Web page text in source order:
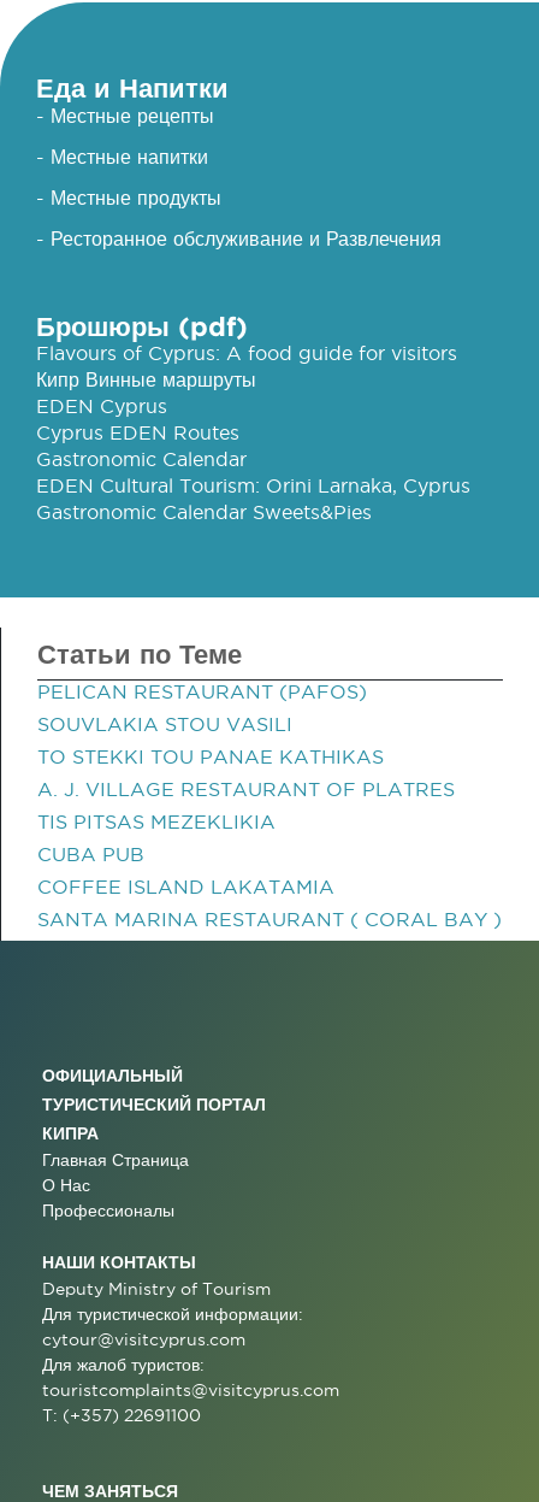
Еда и Напитки
- Местные рецепты
- Местные напитки
- Местные продукты
- Ресторанное обслуживание и Развлечения
Брошюры (pdf)
Flavours of Cyprus: A food guide for visitors
Кипр Винные маршруты
EDEN Cyprus
Cyprus EDEN Routes
Gastronomic Calendar
EDEN Cultural Tourism: Orini Larnaka, Cyprus
Gastronomic Calendar Sweets&Pies
Статьи по Теме
PELICAN RESTAURANT (PAFOS)
SOUVLAKIA STOU VASILI
TO STEKKI TOU PANAE KATHIKAS
A. J. VILLAGE RESTAURANT OF PLATRES
TIS PITSAS MEZEKLIKIA
CUBA PUB
COFFEE ISLAND LAKATAMIA
SANTA MARINA RESTAURANT ( CORAL BAY )
ОФИЦИАЛЬНЫЙ
ТУРИСТИЧЕСКИЙ ПОРТАЛ
КИПРА
Главная Страница
О Нас
Профессионалы
НАШИ КОНТАКТЫ
Deputy Ministry of Tourism
Для туристической информации:
cytour@visitcyprus.com
Для жалоб туристов:
touristcomplaints@visitcyprus.com
T: (+357) 22691100
ЧЕМ ЗАНЯТЬСЯ